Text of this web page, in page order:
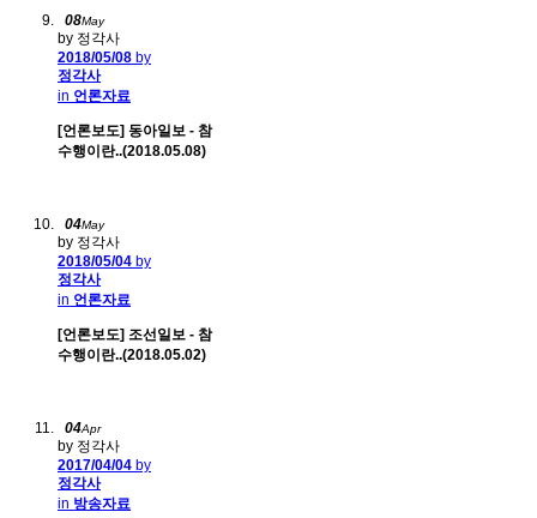
08May
by 정각사
2018/05/08 by
정각사
in 언론자료
[언론보도] 동아일보 - 참
수행이란..(2018.05.08)
04May
by 정각사
2018/05/04 by
정각사
in 언론자료
[언론보도] 조선일보 - 참
수행이란..(2018.05.02)
04Apr
by 정각사
2017/04/04 by
정각사
in 방송자료